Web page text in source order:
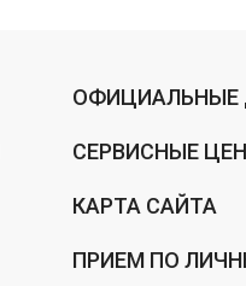
ОФИЦИАЛЬНЫЕ
СЕРВИСНЫЕ
КАРТА САЙТА
ПРИЕМ ПО